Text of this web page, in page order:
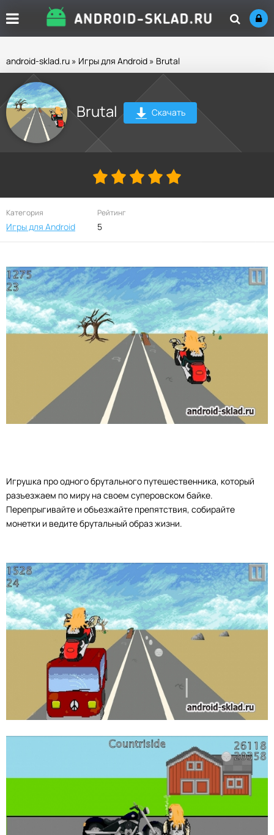
android-sklad.ru » Игры для Android » Brutal
Brutal Скачать
Категория
Игры для Android
Рейтинг
5
Игрушка про одного брутального путешественника, который
разъезжаем по миру на своем суперовском байке.
Перепрыгивайте и объезжайте препятствия, собирайте
монетки и ведите брутальный образ жизни.